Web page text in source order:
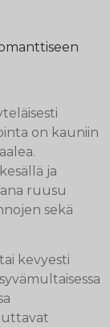
on kauniin
ja
ruusu
sekä
kevyesti